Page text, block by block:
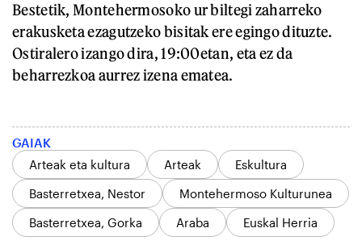
Bestetik, Montehermosoko ur biltegi zaharreko
erakusketa ezagutzeko bisitak ere egingo dituzte.
Ostiralero izango dira, 19:00etan, eta ez da
beharrezkoa aurrez izena ematea.
GAIAK
Arteak eta kultura
Arteak
Eskultura
Basterretxea, Nestor
Montehermoso Kulturunea
Basterretxea, Gorka
Araba Euskal Herria